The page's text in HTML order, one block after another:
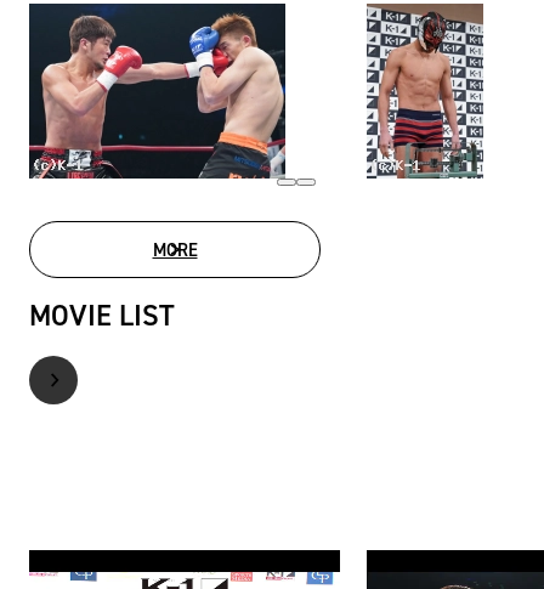
MOREPHOTO GALLERY
MOVIE LIST